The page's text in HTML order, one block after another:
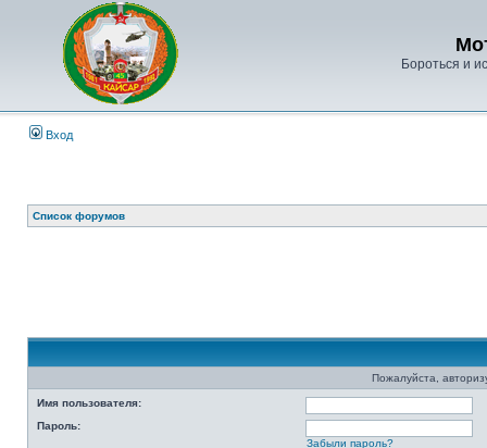
Бороться и
Вход
Список форумов
Пожалуйста,
Имя пользователя:
Пароль:
Забыли пароль?